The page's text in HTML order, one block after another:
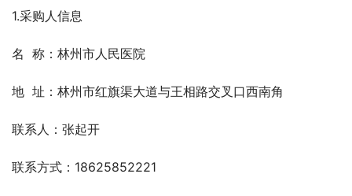
1.采购人信息
名  称：林州市人民医院
地  址：林州市红旗渠大道与王相路交叉口西南角
联系人：张起开
联系方式：18625852221